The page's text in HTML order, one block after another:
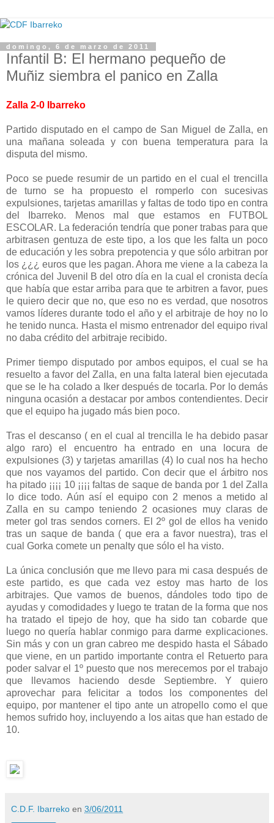
domingo, 6 de marzo de 2011
Infantil B: El hermano pequeño de
Muñiz siembra el panico en Zalla
Zalla 2-0 Ibarreko
Partido disputado en el campo de San Miguel de Zalla, en
una mañana soleada y con buena temperatura para la
disputa del mismo.
Poco se puede resumir de un partido en el cual el trencilla
de turno se ha propuesto el romperlo con sucesivas
expulsiones, tarjetas amarillas y faltas de todo tipo en contra
del Ibarreko. Menos mal que estamos en FUTBOL
ESCOLAR. La federación tendría que poner trabas para que
arbitrasen gentuza de este tipo, a los que les falta un poco
de educación y les sobra prepotencia y que sólo arbitran por
los ¿¿¿ euros que les pagan. Ahora me viene a la cabeza la
crónica del Juvenil B del otro día en la cual el cronista decía
que había que estar arriba para que te arbitren a favor, pues
le quiero decir que no, que eso no es verdad, que nosotros
vamos líderes durante todo el año y el arbitraje de hoy no lo
he tenido nunca. Hasta el mismo entrenador del equipo rival
no daba crédito del arbitraje recibido.
Primer tiempo disputado por ambos equipos, el cual se ha
resuelto a favor del Zalla, en una falta lateral bien ejecutada
que se le ha colado a Iker después de tocarla. Por lo demás
ninguna ocasión a destacar por ambos contendientes. Decir
que el equipo ha jugado más bien poco.
Tras el descanso ( en el cual al trencilla le ha debido pasar
algo raro) el encuentro ha entrado en una locura de
expulsiones (3) y tarjetas amarillas (4) lo cual nos ha hecho
que nos vayamos del partido. Con decir que el árbitro nos
ha pitado ¡¡¡¡ 10 ¡¡¡¡ faltas de saque de banda por 1 del Zalla
lo dice todo. Aún así el equipo con 2 menos a metido al
Zalla en su campo teniendo 2 ocasiones muy claras de
meter gol tras sendos corners. El 2º gol de ellos ha venido
tras un saque de banda ( que era a favor nuestra), tras el
cual Gorka comete un penalty que sólo el ha visto.
La única conclusión que me llevo para mi casa después de
este partido, es que cada vez estoy mas harto de los
arbitrajes. Que vamos de buenos, dándoles todo tipo de
ayudas y comodidades y luego te tratan de la forma que nos
ha tratado el tipejo de hoy, que ha sido tan cobarde que
luego no quería hablar conmigo para darme explicaciones.
Sin más y con un gran cabreo me despido hasta el Sábado
que viene, en un partido importante contra el Retuerto para
poder salvar el 1º puesto que nos merecemos por el trabajo
que llevamos haciendo desde Septiembre. Y quiero
aprovechar para felicitar a todos los componentes del
equipo, por mantener el tipo ante un atropello como el que
hemos sufrido hoy, incluyendo a los aitas que han estado de
10.
C.D.F. Ibarreko en 3/06/2011